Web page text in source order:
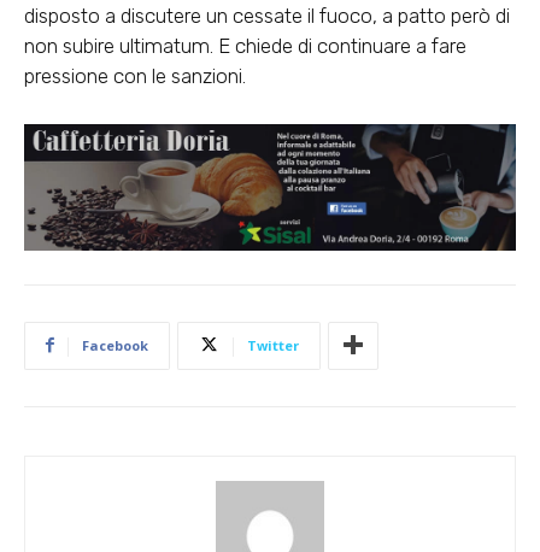
disposto a discutere un cessate il fuoco, a patto però di
non subire ultimatum. E chiede di continuare a fare
pressione con le sanzioni.
Facebook Twitter